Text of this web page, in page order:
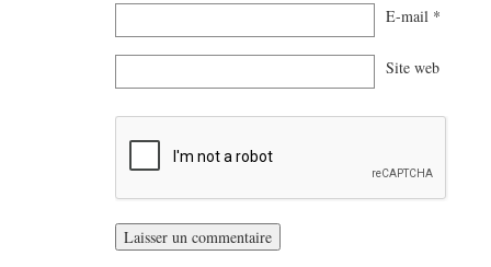
E-mail *
Site web